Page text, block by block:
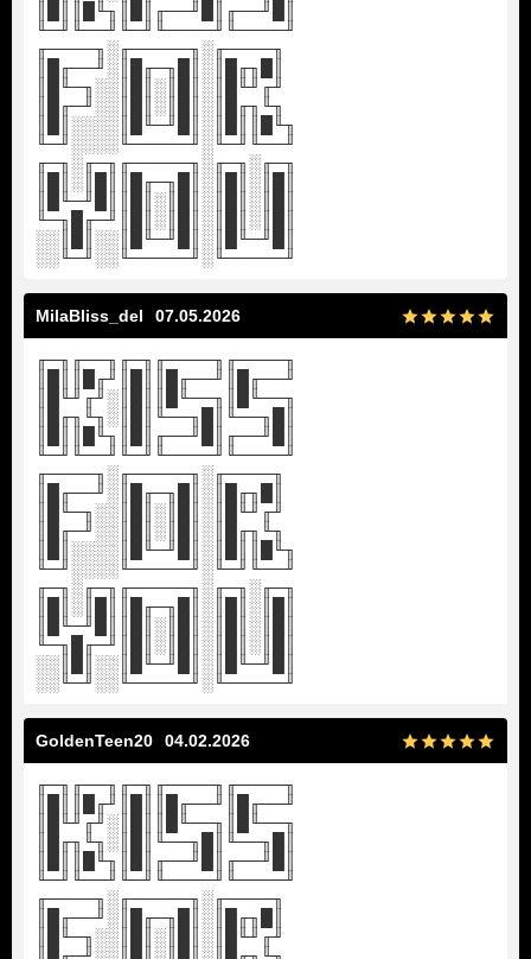
║█║║█╙╖║█║╓──╜█║╓──╜█║
╙─╜╙──╜╙─╜╙────╜╙────╜
╓────╖░╓─────╖░╓────╖
║█╓──╜░║█╓─╖█║░║█╓╖█║
║█╙─╖░░║█║░║█║░║█╙╜╓╜
║█╓─╜░░║█║░║█║░║█╓╖╙╖
║█║░░░░║█╙─╜█║░║█║║█╙╖
╙─╜░░░░╙─────╜░╙─╜╙──╜
╓─╖░╓─╖╓─────╖░╓─╖░╓─╖
║█║░║█║║█╓─╖█║░║█║░║█║
║█╙─╜█║║█║░║█║░║█║░║█║
╙─╖█╓─╜║█║░║█║░║█║░║█║
░░║█║░░║█╙─╜█║░║█╙─╜█║
░░╙─╜░░╙─────╜░╙─────╜
MilaBliss_del 07.05.2026
╓─╖╓──╖╓─╖╓────╖╓────╖
║█║║█╓╜║█║║█╓──╜║█╓──╜
║█╙╜╓╜░║█║║█╙──╖║█╙──╖
║█╓╖╙╖░║█║╙──╖█║╙──╖█║
║█║║█╙╖║█║╓──╜█║╓──╜█║
╙─╜╙──╜╙─╜╙────╜╙────╜
╓────╖░╓─────╖░╓────╖
║█╓──╜░║█╓─╖█║░║█╓╖█║
║█╙─╖░░║█║░║█║░║█╙╜╓╜
║█╓─╜░░║█║░║█║░║█╓╖╙╖
║█║░░░░║█╙─╜█║░║█║║█╙╖
╙─╜░░░░╙─────╜░╙─╜╙──╜
╓─╖░╓─╖╓─────╖░╓─╖░╓─╖
║█║░║█║║█╓─╖█║░║█║░║█║
║█╙─╜█║║█║░║█║░║█║░║█║
╙─╖█╓─╜║█║░║█║░║█║░║█║
░░║█║░░║█╙─╜█║░║█╙─╜█║
░░╙─╜░░╙─────╜░╙─────╜
GoldenTeen20 04.02.2026
╓─╖╓──╖╓─╖╓────╖╓────╖
║█║║█╓╜║█║║█╓──╜║█╓──╜
║█╙╜╓╜░║█║║█╙──╖║█╙──╖
║█╓╖╙╖░║█║╙──╖█║╙──╖█║
║█║║█╙╖║█║╓──╜█║╓──╜█║
╙─╜╙──╜╙─╜╙────╜╙────╜
╓────╖░╓─────╖░╓────╖
║█╓──╜░║█╓─╖█║░║█╓╖█║
║█╙─╖░░║█║░║█║░║█╙╜╓╜